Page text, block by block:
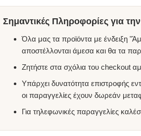
Σημαντικές Πληροφορίες για
Όλα μας τα προϊόντα με ένδειξη
αποστέλλονται άμεσα και θα τα
Ζητήστε στα σχόλια του checkout
Υπάρχει δυνατότητα επιστροφής
οι παραγγελίες έχουν δωρεάν
Για τηλεφωνικές παραγγελίες